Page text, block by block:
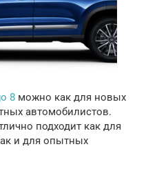
8 можно как для новых
автомобилистов.
подходит как для
и для опытных